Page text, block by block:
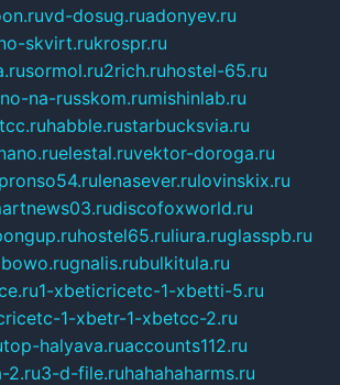
vd-dosug.ruadonyev.ru
skvirt.rukrospr.ru
sormol.ru2rich.ruhostel-65.ru
na-russkom.rumishinlab.ru
habble.rustarbucksvia.ru
elestal.ruvektor-doroga.ru
pronso54.rulenasever.rulovinskix.ru
discofoxworld.ru
hostel65.ruliura.ruglasspb.ru
gnalis.rubulkitula.ru
1-xbeticricetc-1-xbetti-5.ru
1-xbetr-1-xbetcc-2.ru
top-halyava.ruaccounts112.ru
2.ru3-d-file.ruhahahaharms.ru